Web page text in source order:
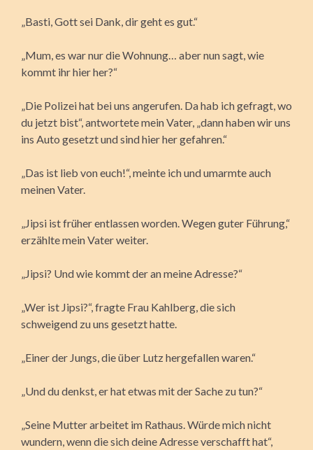
„Basti, Gott sei Dank, dir geht es gut.“
„Mum, es war nur die Wohnung… aber nun sagt, wie
kommt ihr hier her?“
„Die Polizei hat bei uns angerufen. Da hab ich gefragt, wo
du jetzt bist“, antwortete mein Vater, „dann haben wir uns
ins Auto gesetzt und sind hier her gefahren.“
„Das ist lieb von euch!“, meinte ich und umarmte auch
meinen Vater.
„Jipsi ist früher entlassen worden. Wegen guter Führung,“
erzählte mein Vater weiter.
„Jipsi? Und wie kommt der an meine Adresse?“
„Wer ist Jipsi?“, fragte Frau Kahlberg, die sich
schweigend zu uns gesetzt hatte.
„Einer der Jungs, die über Lutz hergefallen waren.“
„Und du denkst, er hat etwas mit der Sache zu tun?“
„Seine Mutter arbeitet im Rathaus. Würde mich nicht
wundern, wenn die sich deine Adresse verschafft hat“,